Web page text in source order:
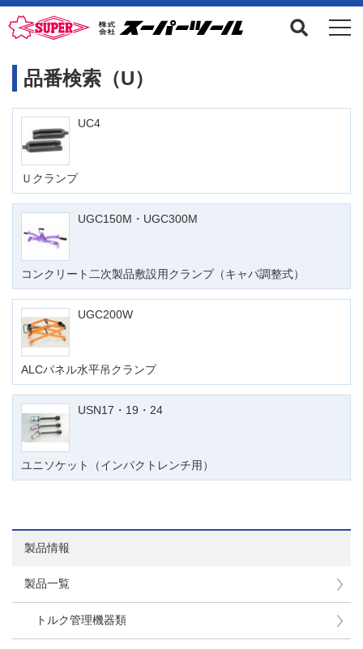
品番検索（U）
UC4
Ｕクランプ
UGC150M・UGC300M
コンクリート二次製品敷設用クランプ（キャパ調整式）
UGC200W
ALCパネル水平吊クランプ
USN17・19・24
ユニソケット（インパクトレンチ用）
製品情報
製品一覧
トルク管理機器類